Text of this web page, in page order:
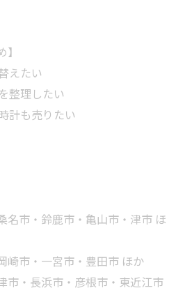
えたい
整理したい
計も売りたい
名市・鈴鹿市・亀山市・津市 ほ
崎市・一宮市・豊田市 ほか
市・長浜市・彦根市・東近江市